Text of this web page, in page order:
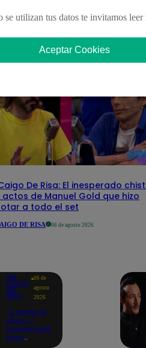
De Risa: El inesperado
actos de Manuel Gold que hizo
a todo el set
DE RISA 06 de agosto 2026
ME
CAIGO
DE
RISA
06 de
agosto
2026
"A Peláez le
dicen...":
Manuel Gold
hace
se utilizan tus datos te invitamos leer
Aceptar Cookies